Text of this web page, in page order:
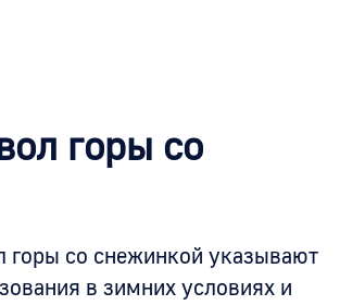
горы со
горы со снежинкой указывают
в зимних условиях и